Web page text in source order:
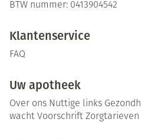
BTW nummer: 0413904542
Klantenservice
FAQ
Uw apotheek
Over ons Nuttige links
wacht Voorschrift Zorgtarieven